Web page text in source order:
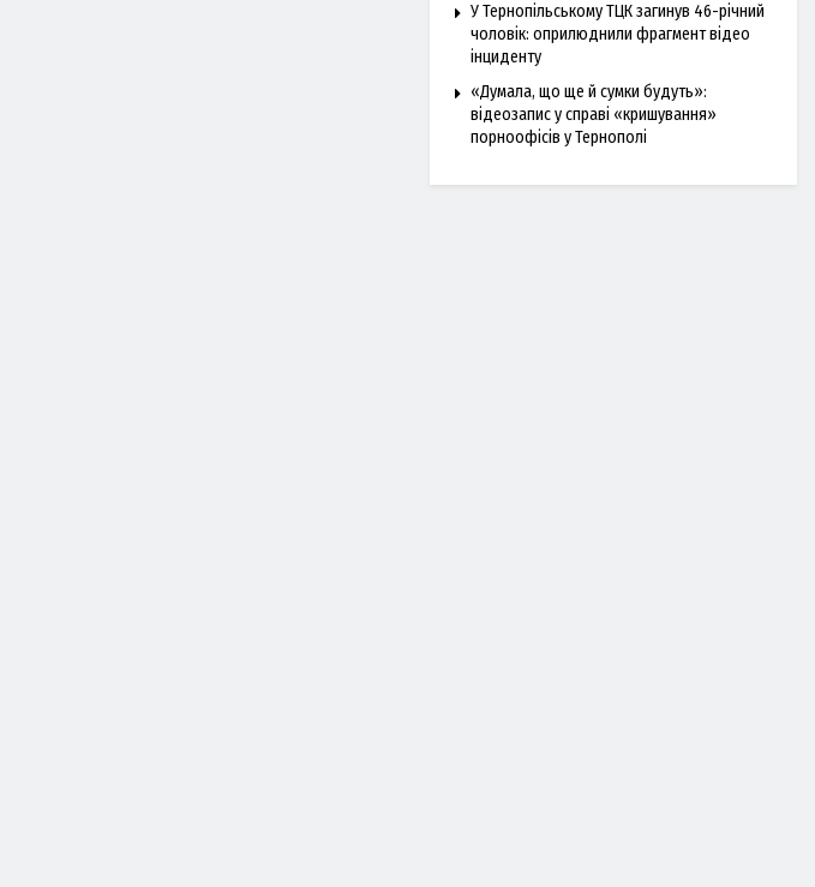
У Тернопільському ТЦК загинув 46-річний
чоловік: оприлюднили фрагмент відео
інциденту
«Думала, що ще й сумки будуть»:
відеозапис у справі «кришування»
порноофісів у Тернополі